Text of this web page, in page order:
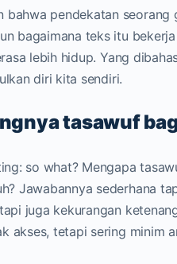
bahwa pendekatan
bagaimana teks itu
lebih hidup. Yang
diri kita sendiri.
tasawuf
so what? Mengapa
Jawabannya sederhana
juga kekurangan
akses, tetapi sering minim